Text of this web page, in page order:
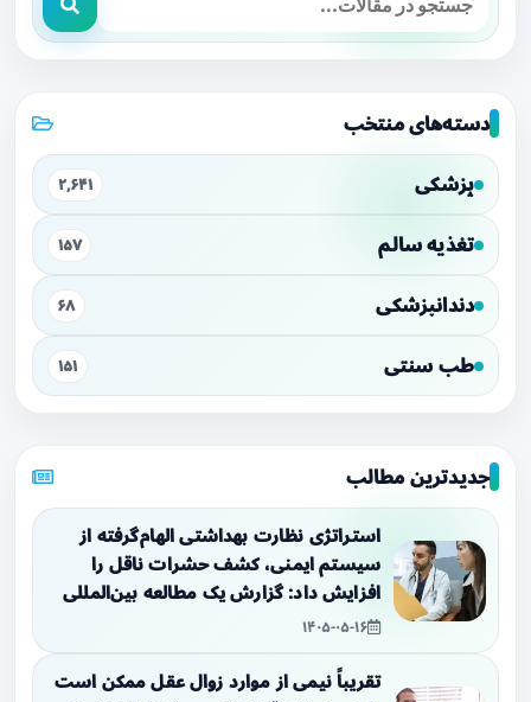
دسته‌های منتخب
پزشکی ۲,۶۴۱
تغذیه سالم ۱۵۷
دندانپزشکی ۶۸
طب سنتی ۱۵۱
جدیدترین مطالب
استراتژی نظارت بهداشتی الهام‌گرفته از
سیستم ایمنی، کشف حشرات ناقل را
افزایش داد: گزارش یک مطالعه بین‌المللی
۱۴۰۵-۰۵-۱۶
تقریباً نیمی از موارد زوال عقل ممکن است